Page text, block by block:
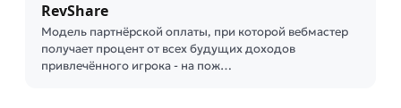
RevShare
Модель партнёрской оплаты, при которой вебмастер
получает процент от всех будущих доходов
привлечённого игрока - на пож…